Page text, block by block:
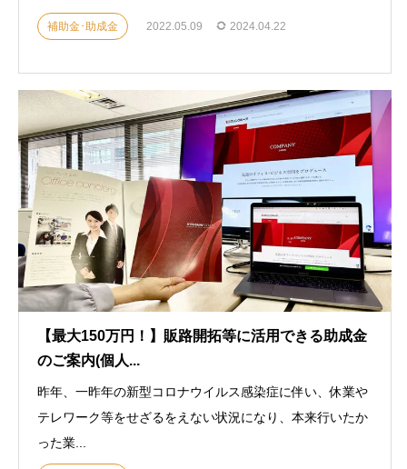
補助金･助成金 2022.05.09 2024.04.22
【最大150万円！】販路開拓等に活用できる助成金
のご案内(個人...
昨年、一昨年の新型コロナウイルス感染症に伴い、休業や
テレワーク等をせざるをえない状況になり、本来行いたか
った業...